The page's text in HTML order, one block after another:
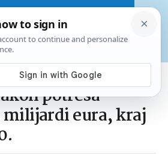
potresa
milijardi eura, kraj